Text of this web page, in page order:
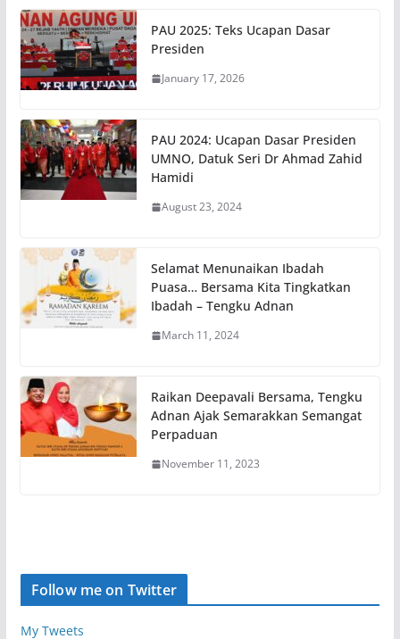
PAU 2025: Teks Ucapan Dasar
Presiden
January 17, 2026
PAU 2024: Ucapan Dasar Presiden
UMNO, Datuk Seri Dr Ahmad Zahid
Hamidi
August 23, 2024
Selamat Menunaikan Ibadah
Puasa… Bersama Kita Tingkatkan
Ibadah – Tengku Adnan
March 11, 2024
Raikan Deepavali Bersama, Tengku
Adnan Ajak Semarakkan Semangat
Perpaduan
November 11, 2023
Follow me on Twitter
My Tweets